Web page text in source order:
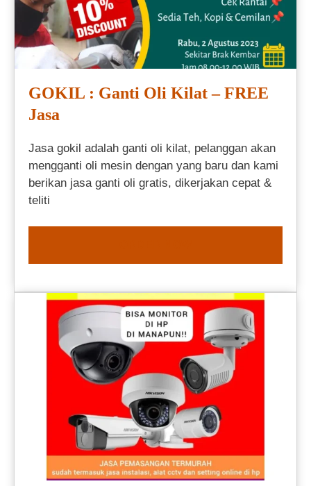
GOKIL : Ganti Oli Kilat – FREE
Jasa
Jasa gokil adalah ganti oli kilat, pelanggan akan
mengganti oli mesin dengan yang baru dan kami
berikan jasa ganti oli gratis, dikerjakan cepat &
teliti